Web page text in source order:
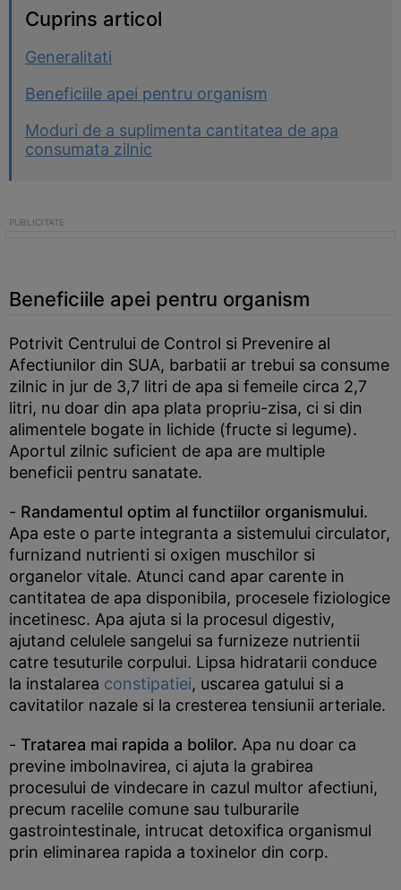
Cuprins articol
Generalitati
Beneficiile apei pentru organism
Moduri de a suplimenta cantitatea de apa
consumata zilnic
Beneficiile apei pentru organism
Potrivit Centrului de Control si Prevenire al
Afectiunilor din SUA, barbatii ar trebui sa consume
zilnic in jur de 3,7 litri de apa si femeile circa 2,7
litri, nu doar din apa plata propriu-zisa, ci si din
alimentele bogate in lichide (fructe si legume).
Aportul zilnic suficient de apa are multiple
beneficii pentru sanatate.
- Randamentul optim al functiilor organismului.
Apa este o parte integranta a sistemului circulator,
furnizand nutrienti si oxigen muschilor si
organelor vitale. Atunci cand apar carente in
cantitatea de apa disponibila, procesele fiziologice
incetinesc. Apa ajuta si la procesul digestiv,
ajutand celulele sangelui sa furnizeze nutrientii
catre tesuturile corpului. Lipsa hidratarii conduce
la instalarea constipatiei, uscarea gatului si a
cavitatilor nazale si la cresterea tensiunii arteriale.
- Tratarea mai rapida a bolilor. Apa nu doar ca
previne imbolnavirea, ci ajuta la grabirea
procesului de vindecare in cazul multor afectiuni,
precum racelile comune sau tulburarile
gastrointestinale, intrucat detoxifica organismul
prin eliminarea rapida a toxinelor din corp.